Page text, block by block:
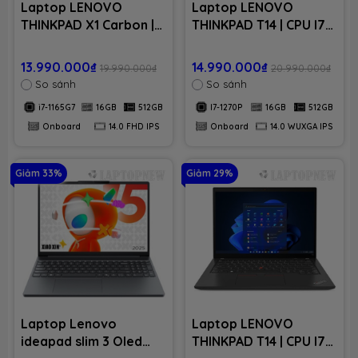
Laptop LENOVO
THINKPAD X1 Carbon |
16GB LPDDR4x | SSD
512GB PCIe | VGA
Onboard | 14.0 FHD IPS
| Win11. Part: Gen 9
i71651
13.990.000₫ 19.990.000₫
So sánh
i7-1165G7 16GB
512GB
Onboard
14.0 FHD IPS
Laptop LENOVO
THINKPAD T14 | CPU I7-
| SSD 512GB PCIe | VGA
Onboard | 14.0 WUXGA
IPS | Win11. Part: Gen 3
I71651
14.990.000₫ 20.990.000₫
So sánh
I7-1270P 16GB
512GB
Onboard
14.0 WUXGA IPS
Giảm 33%
Laptop Lenovo
ideapad slim 3 Oled
Giảm 29%
Laptop LENOVO
THINKPAD T14 | CPU I7-